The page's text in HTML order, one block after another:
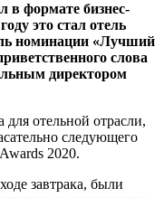
в формате бизнес-
это стал отель
номинации «Лучший
слова
директором
отельной отрасли,
следующего
2020.
завтрака, были